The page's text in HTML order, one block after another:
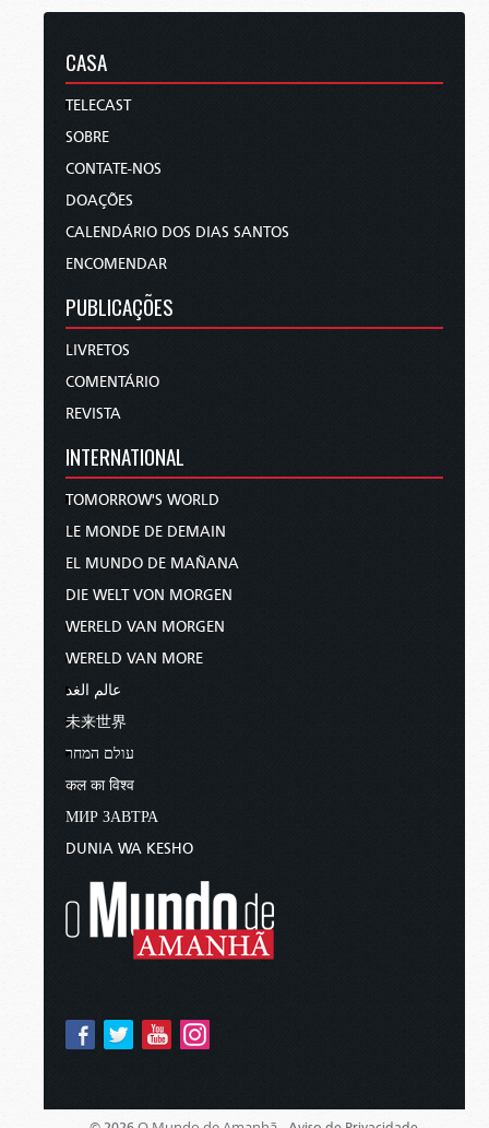
CASA
TELECAST
SOBRE
CONTATE-NOS
DOAÇÕES
CALENDÁRIO DOS DIAS SANTOS
ENCOMENDAR
PUBLICAÇÕES
LIVRETOS
COMENTÁRIO
REVISTA
INTERNATIONAL
TOMORROW'S WORLD
LE MONDE DE DEMAIN
EL MUNDO DE MAÑANA
DIE WELT VON MORGEN
WERELD VAN MORGEN
WERELD VAN MORE
عالم الغد
未来世界
עולם המחר
कल का विश्व
МИР ЗАВТРА
DUNIA WA KESHO